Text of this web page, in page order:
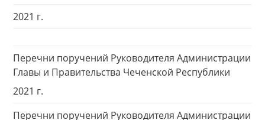
2021 г.
Перечни поручений Руководителя Администрации
Главы и Правительства Чеченской Республики
2021 г.
Перечни поручений Руководителя Администрации